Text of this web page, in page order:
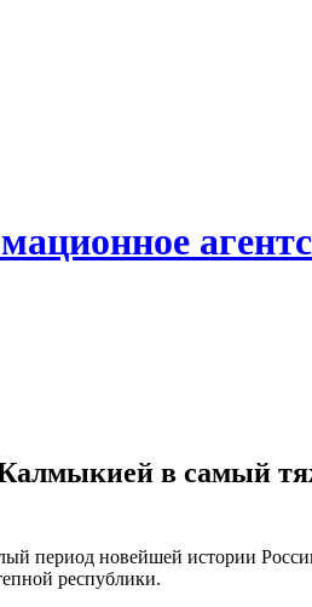
в самый
период новейшей истории
республики.